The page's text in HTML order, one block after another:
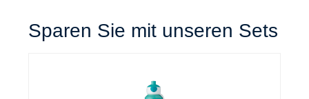
Sparen Sie mit unseren Sets